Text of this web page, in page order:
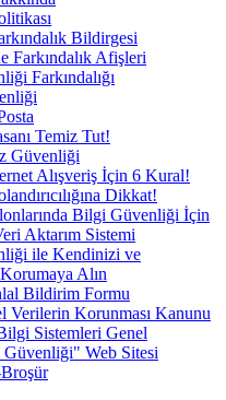
Bildirgesi
Farkındalık Afişleri
Farkındalığı
Temiz Tut!
Güvenliği
Alışveriş İçin 6 Kural!
Dikkat!
Bilgi Güvenliği İçin
Aktarım Sistemi
ile Kendinizi ve
Alın
Bildirim Formu
Verilerin Korunması Kanunu
Sistemleri Genel
Web Sitesi